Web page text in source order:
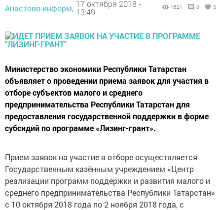
Апастово-информ, 17 октября 2018 -
13:49
1621 0 0
Министерство экономики Республики Татарстан
объявляет о проведении приема заявок для участия в
отборе субъектов малого и среднего
предпринимательства Республики Татарстан для
предоставления государственной поддержки в форме
субсидий по программе «Лизинг-грант».
Прием заявок на участие в отборе осуществляется
Государственным казённым учреждением «Центр
реализации программ поддержки и развития малого и
среднего предпринимательства Республики Татарстан»
с 10 октября 2018 года по 2 ноября 2018 года, с